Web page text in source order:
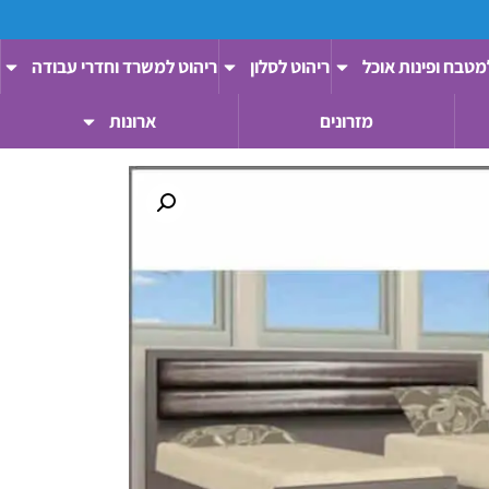
ופינות אוכל ריהוט לסלון ריהוט למשרד וחדרי עבודה
מזרונים ארונות